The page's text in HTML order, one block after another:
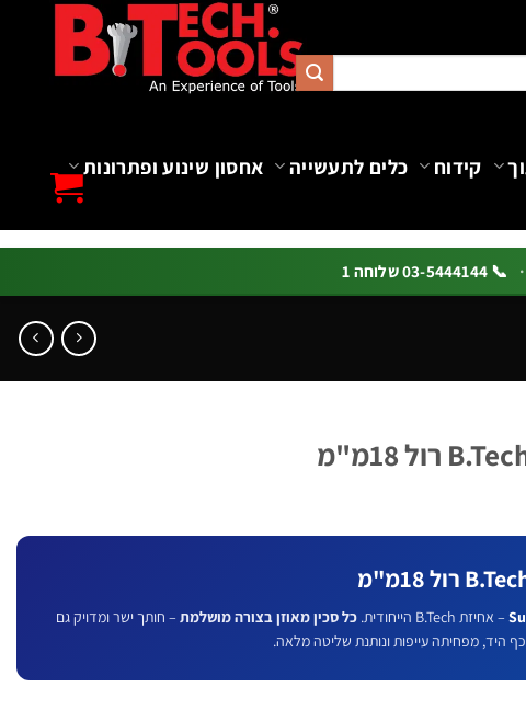
קידוח כלים לתעשייה
אחסון שינוע ופתרונות
· 📞 03-5444144 שלוחה 1
– אחיזת B.Tech הייחודית. כל סכין מאוזן בצורה מושלמת – חותך ישר ומדויק גם
היד, מפחיתה עייפות ונותנת שליטה מלאה.